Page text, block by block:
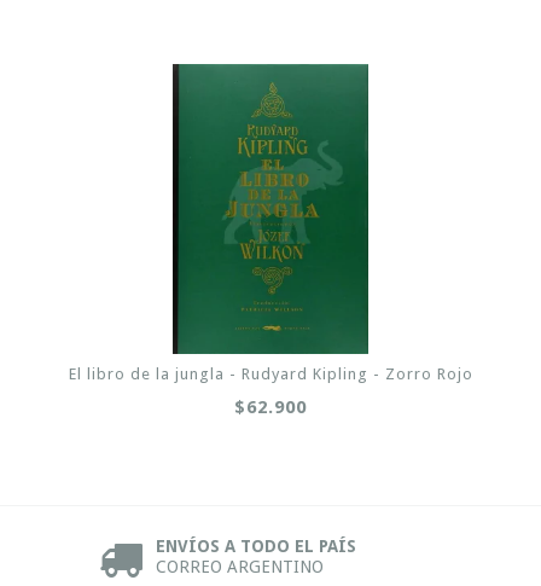
El libro de la jungla - Rudyard Kipling - Zorro Rojo
$62.900
ENVÍOS A TODO EL PAÍS
CORREO ARGENTINO